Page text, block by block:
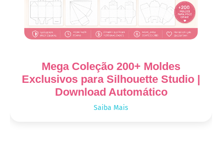
Mega Coleção 200+ Moldes
Exclusivos para Silhouette Studio |
Download Automático
Saiba Mais